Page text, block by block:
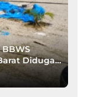
Diduga